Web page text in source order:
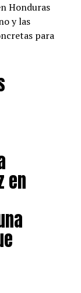
Honduras
y las
para
en